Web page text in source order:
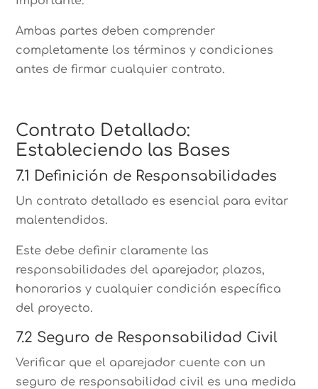
Ambas partes deben comprender
completamente los términos y condiciones
antes de firmar cualquier contrato.
Contrato Detallado:
Estableciendo las Bases
7.1 Definición de Responsabilidades
Un contrato detallado es esencial para evitar
malentendidos.
Este debe definir claramente las
responsabilidades del aparejador, plazos,
honorarios y cualquier condición específica
del proyecto.
7.2 Seguro de Responsabilidad Civil
Verificar que el aparejador cuente con un
seguro de responsabilidad civil es una medida